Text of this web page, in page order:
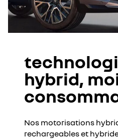
hybrid,
Nos motorisations
rechargeables et